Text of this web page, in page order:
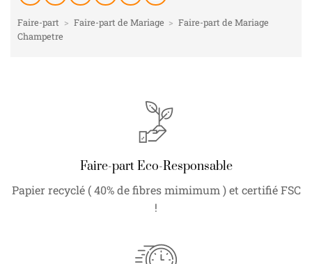
Faire-part > Faire-part de Mariage > Faire-part de Mariage
Champetre
Faire-part Eco-Responsable
Papier recyclé ( 40% de fibres mimimum ) et certifié FSC
!